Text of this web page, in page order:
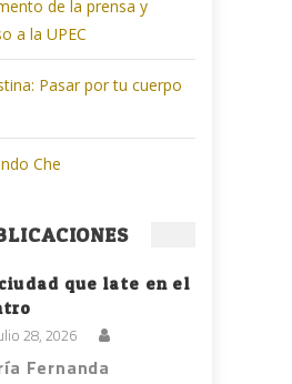
de la prensa y
a la UPEC
Pasar por tu cuerpo
Che
que late en el
28, 2026
Fernanda